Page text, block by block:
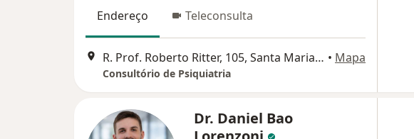
Endereço Teleconsulta
R. Prof. Roberto Ritter, 105, Santa Maria, RS • Mapa
Consultório de Psiquiatria
Dr. Daniel Bao